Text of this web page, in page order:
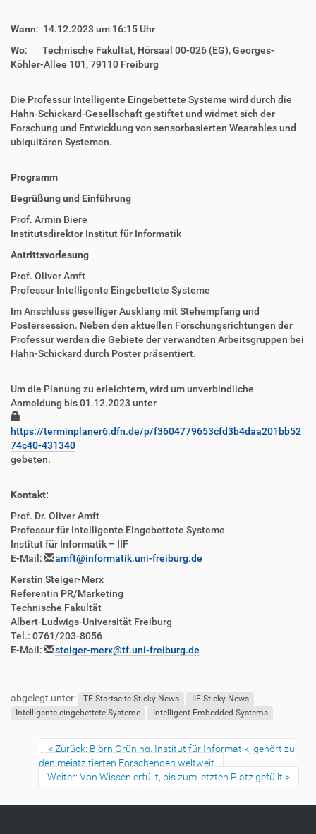
Wann: 14.12.2023 um 16:15 Uhr
Wo: Technische Fakultät, Hörsaal 00-026 (EG), Georges-
Köhler-Allee 101, 79110 Freiburg
Die Professur Intelligente Eingebettete Systeme wird durch die
Hahn-Schickard-Gesellschaft gestiftet und widmet sich der
Forschung und Entwicklung von sensorbasierten Wearables und
ubiquitären Systemen.
Programm
Begrüßung und Einführung
Prof. Armin Biere
Institutsdirektor Institut für Informatik
Antrittsvorlesung
Prof. Oliver Amft
Professur Intelligente Eingebettete Systeme
Im Anschluss geselliger Ausklang mit Stehempfang und
Postersession. Neben den aktuellen Forschungsrichtungen der
Professur werden die Gebiete der verwandten Arbeitsgruppen bei
Hahn-Schickard durch Poster präsentiert.
Um die Planung zu erleichtern, wird um unverbindliche
Anmeldung bis 01.12.2023 unter
https://terminplaner6.dfn.de/p/f3604779653cfd3b4daa201bb52
74c40-431340
gebeten.
Kontakt:
Prof. Dr. Oliver Amft
Professur für Intelligente Eingebettete Systeme
Institut für Informatik – IIF
E-Mail:
amft@informatik.uni-freiburg.de
Kerstin Steiger-Merx
Referentin PR/Marketing
Technische Fakultät
Albert-Ludwigs-Universität Freiburg
Tel.: 0761/203-8056
E-Mail:
steiger-merx@tf.uni-freiburg.de
abgelegt unter: TF-Startseite Sticky-News
IIF Sticky-News
Intelligente eingebettete Systeme
Intelligent Embedded Systems
Zurück: Björn Grüning, Institut für Informatik, gehört zu
den meistzitierten Forschenden weltweit
Weiter: Von Wissen erfüllt, bis zum letzten Platz gefüllt